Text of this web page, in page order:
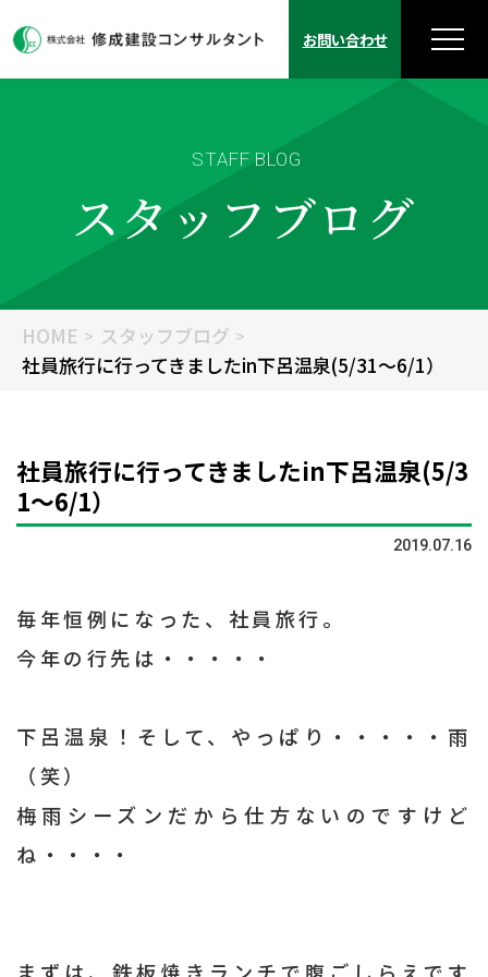
お問い合わせ
STAFF BLOG
スタッフブログ
HOME
スタッフブログ
社員旅行に行ってきましたin下呂温泉(5/31～6/1）
社員旅行に行ってきましたin下呂温泉(5/3
1～6/1）
2019.07.16
毎年恒例になった、社員旅行。
今年の行先は・・・・・
下呂温泉！そして、やっぱり・・・・・雨
（笑）
梅雨シーズンだから仕方ないのですけど
ね・・・・
まずは、鉄板焼きランチで腹ごしらえです